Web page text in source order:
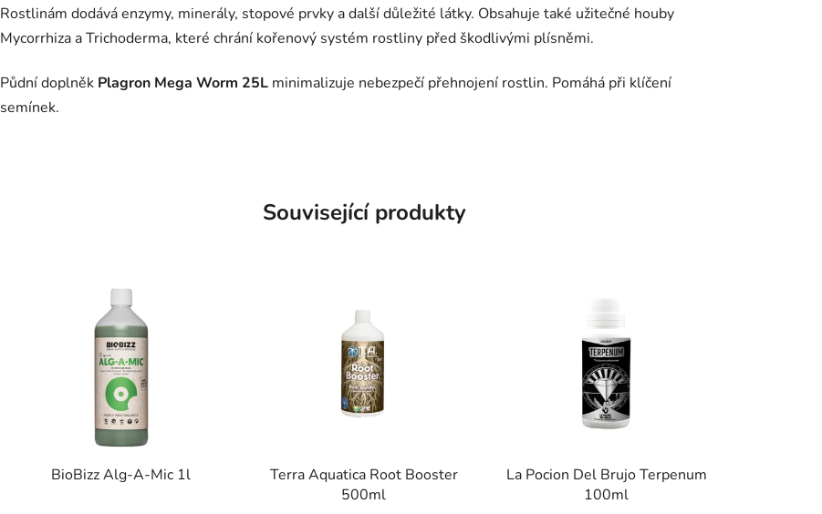
Rostlinám dodává enzymy, minerály, stopové prvky a další důležité látky. Obsahuje také užitečné houby
Mycorrhiza a Trichoderma, které chrání kořenový systém rostliny před škodlivými plísněmi.
Půdní doplněk Plagron Mega Worm 25L minimalizuje nebezpečí přehnojení rostlin. Pomáhá při klíčení
semínek.
Související produkty
BioBizz Alg-A-Mic 1l
Terra Aquatica Root Booster
500ml
La Pocion Del Brujo Terpenum
100ml